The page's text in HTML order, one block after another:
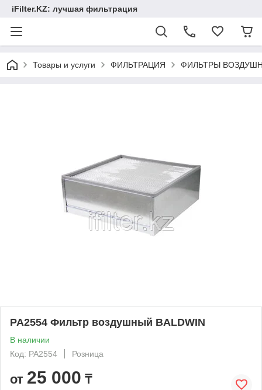
iFilter.KZ: лучшая фильтрация
Товары и услуги ФИЛЬТРАЦИЯ ФИЛЬТРЫ
PA2554 Фильтр воздушный BALDWIN
В наличии
Код: PA2554
Розница
от 25 000 ₸